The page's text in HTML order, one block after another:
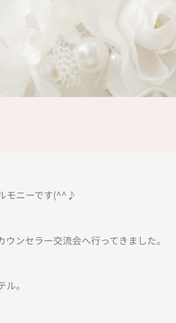
モニーです(^^♪
ンセラー交流会へ行ってきました。
。